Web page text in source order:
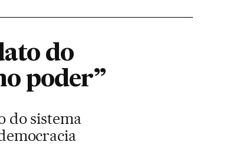
do
poder”
do sistema